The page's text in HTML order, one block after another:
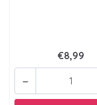
€8,99
-